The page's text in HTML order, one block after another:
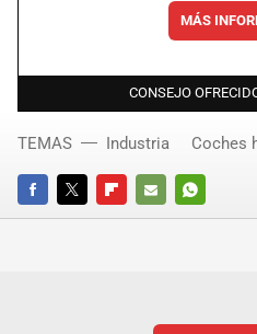
MÁS
CONSEJO
FACEBOOKTWITTERFLIPBOARD
E-
WHATSAPP
TEMAS Industria Coches